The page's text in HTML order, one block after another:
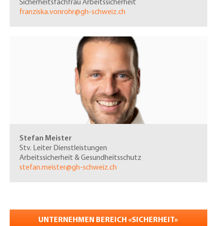
Sicherheitsfachfrau Arbeitssicherheit
franziska.vonrohr@gh-schweiz.ch
Stefan Meister
Stv. Leiter Dienstleistungen
Arbeitssicherheit & Gesundheitsschutz
stefan.meister@gh-schweiz.ch
UNTERNEHMEN BEREICH «SICHERHEIT»